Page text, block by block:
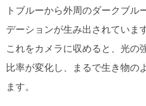
トブルーから外周のダークブル
デーションが生み出されています
これをカメラに収めると、光の
比率が変化し、まるで生き物の
ます。